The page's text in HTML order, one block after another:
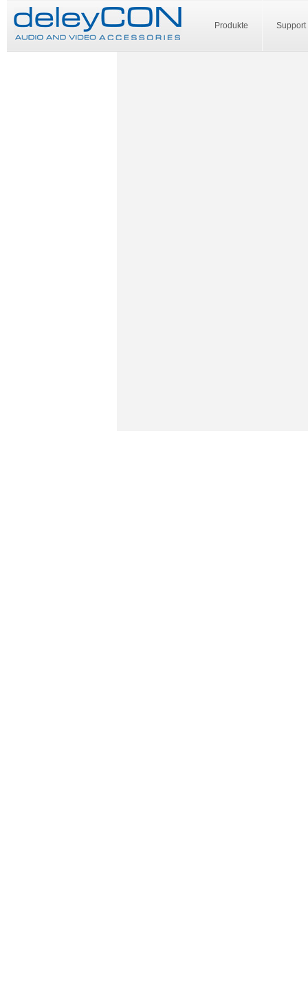
Produkte Support